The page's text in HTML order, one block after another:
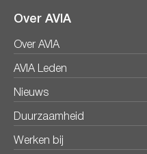
Over AVIA
Over AVIA
AVIA Leden
Nieuws
Duurzaamheid
Werken bij